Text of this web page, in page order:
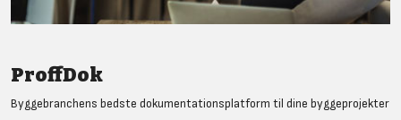
ProffDok
Byggebranchens bedste dokumentationsplatform til dine byggeprojekter